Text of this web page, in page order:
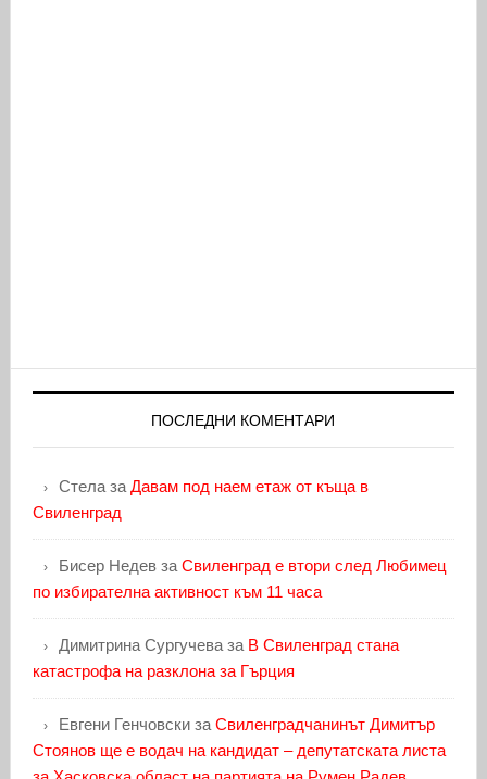
ПОСЛЕДНИ КОМЕНТАРИ
Стелаза Давам под наем етаж от къща в
Свиленград
Бисер Недевза Свиленград е втори след Любимец
по избирателна активност към 11 часа
Димитрина Сургучеваза В Свиленград стана
катастрофа на разклона за Гърция
Евгени Генчовскиза Свиленградчанинът Димитър
Стоянов ще е водач на кандидат – депутатската листа